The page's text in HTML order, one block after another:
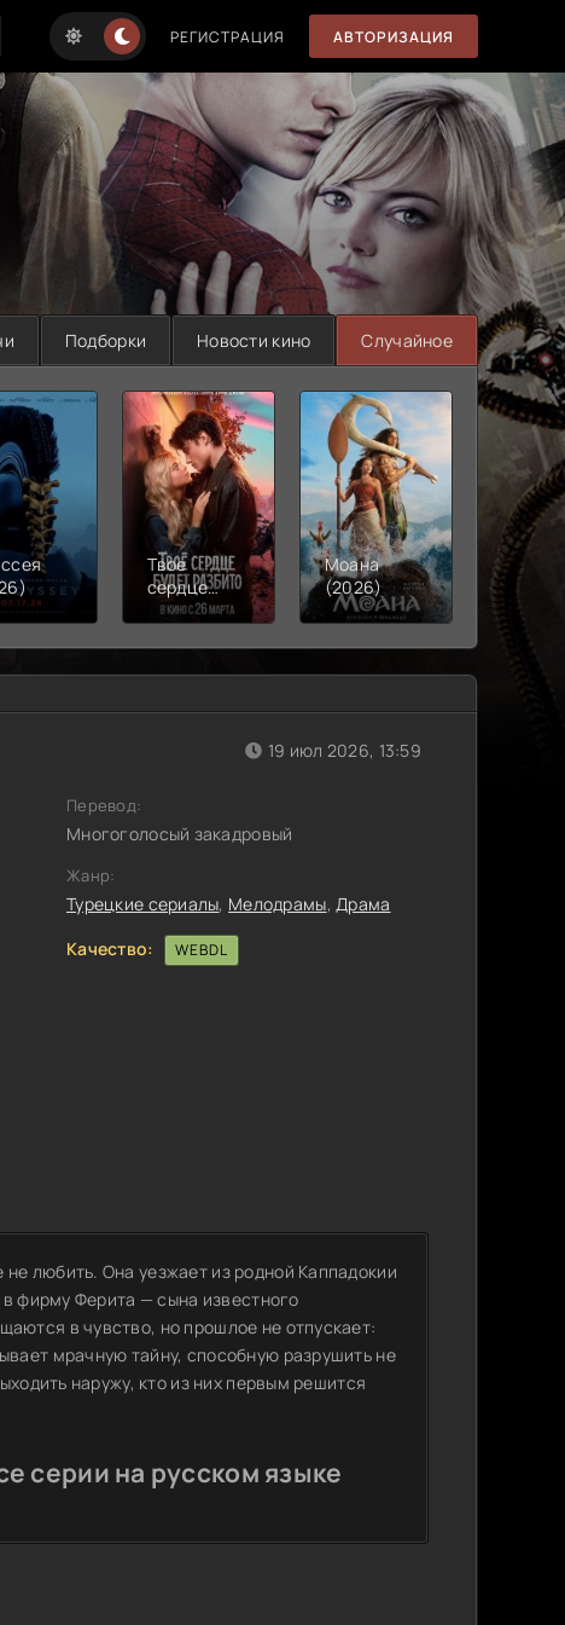
РЕГИСТРАЦИЯ АВТОРИЗАЦИЯ
Подборки Новости кино Случайное
Твое
сердце
будет
(2026)
Моана
(2026)
Смерть
Робина
(2026)
19 июл 2026, 13:59
Перевод:
Многоголосый закадровый
Жанр:
Турецкие сериалы, Мелодрамы,Драма
Качество:
WEBDL
любить. Она уезжает из родной Каппадокии
фирму Ферита — сына известного
в чувство, но прошлое не отпускает:
мрачную тайну, способную разрушить не
наружу, кто из них первым решится
серии на русском языке